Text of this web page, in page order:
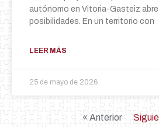
autónomo en Vitoria-Gasteiz abre
posibilidades. En un territorio con
LEER MÁS
25 de mayo de 2026
« Anterior